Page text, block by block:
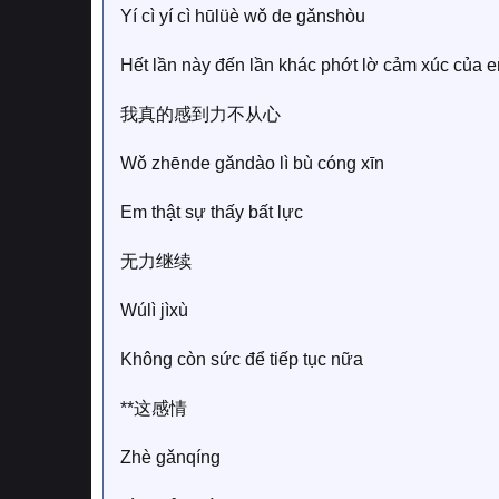
Yí cì yí cì hūlüè wǒ de gǎnshòu
Hết lần này đến lần khác phớt lờ cảm xúc của
我真的感到力不从心
Wǒ zhēnde gǎndào lì bù cóng xīn
Em thật sự thấy bất lực
无力继续
Wúlì jìxù
Không còn sức để tiếp tục nữa
**这感情
Zhè gǎnqíng